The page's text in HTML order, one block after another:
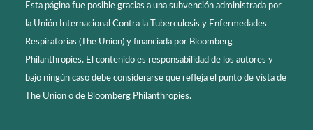
Esta página fue posible gracias a una subvención administrada por
la Unión Internacional Contra la Tuberculosis y Enfermedades
Respiratorias (The Union) y financiada por Bloomberg
Philanthropies. El contenido es responsabilidad de los autores y
bajo ningún caso debe considerarse que refleja el punto de vista de
The Union o de Bloomberg Philanthropies.